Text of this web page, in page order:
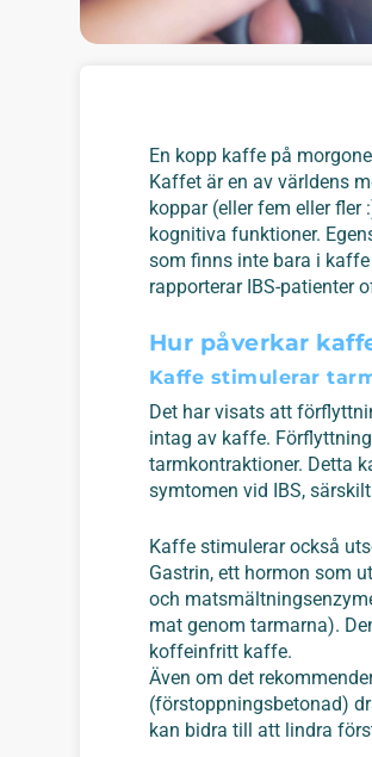
En kopp kaffe på
Kaffet är en av världens
koppar (eller fem eller
kognitiva funktioner.
som finns inte bara i
rapporterar IBS-patienter
Hur påverkar
Kaffe stimulerar
Det har visats att
intag av kaffe.
tarmkontraktioner. Detta
symtomen vid IBS,
Kaffe stimulerar också
Gastrin, ett hormon som
och
mat genom tarmarna).
koffeinfritt kaffe.
Även om det
(förstoppningsbetonad)
kan bidra till att lindra